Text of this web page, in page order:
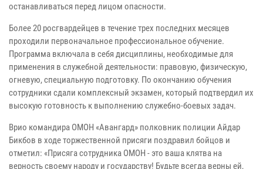
останавливаться перед лицом опасности.
Более 20 росгвардейцев в течение трех последних месяцев
проходили первоначальное профессиональное обучение.
Программа включала в себя дисциплины, необходимые для
применения в служебной деятельности: правовую, физическую,
огневую, специальную подготовку. По окончанию обучения
сотрудники сдали комплексный экзамен, который подтвердил их
высокую готовность к выполнению служебно-боевых задач.
Врио командира ОМОН «Авангард» полковник полиции Айдар
Бикбов в ходе торжественной присяги поздравил бойцов и
отметил: «Присяга сотрудника ОМОН - это ваша клятва на
верность своему народу и государству! Будьте всегда верны ей,